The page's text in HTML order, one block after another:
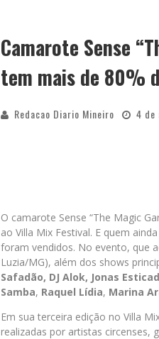
Camarote Sense
tem mais de 80%
Redacao Diario Mineiro 4 de
O camarote Sense “The Magic
ao Villa Mix Festival. E quem
foram vendidos. No evento, que
Luzia/MG), além dos shows
Safadão, DJ Alok, Jonas
Samba, Raquel Lídia, Marina
Em sua terceira edição no Villa
realizadas por artistas circenses,